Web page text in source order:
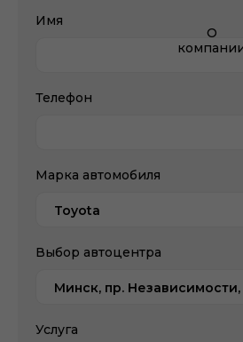
О
Имя
Телефон
Марка автомобиля
Toyota
Выбор автоцентра
Минск, пр.
Услуга